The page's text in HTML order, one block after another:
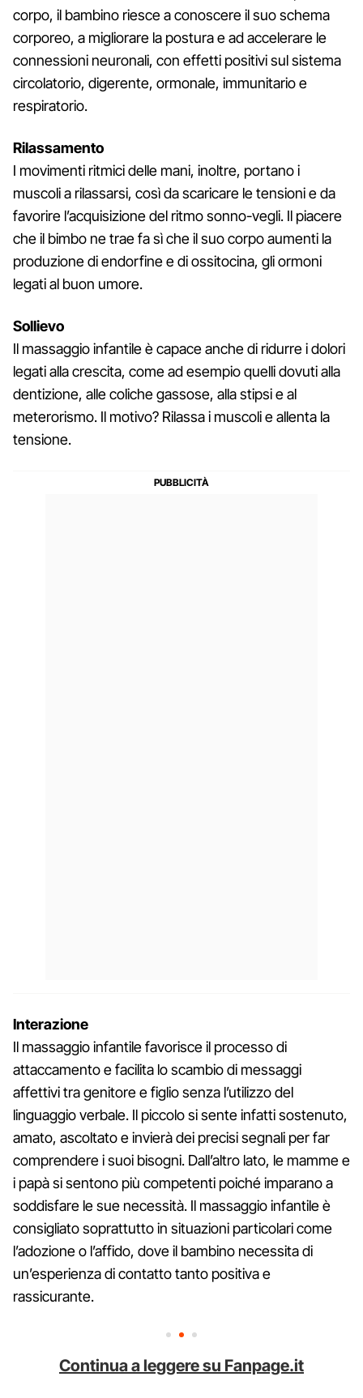
corpo, il bambino riesce a conoscere il suo schema
corporeo, a migliorare la postura e ad accelerare le
connessioni neuronali, con effetti positivi sul sistema
circolatorio, digerente, ormonale, immunitario e
respiratorio.
Rilassamento
I movimenti ritmici delle mani, inoltre, portano i
muscoli a rilassarsi, così da scaricare le tensioni e da
favorire l’acquisizione del ritmo sonno-vegli. Il piacere
che il bimbo ne trae fa sì che il suo corpo aumenti la
produzione di endorfine e di ossitocina, gli ormoni
legati al buon umore.
Sollievo
Il massaggio infantile è capace anche di ridurre i dolori
legati alla crescita, come ad esempio quelli dovuti alla
dentizione, alle coliche gassose, alla stipsi e al
meterorismo. Il motivo? Rilassa i muscoli e allenta la
tensione.
Interazione
Il massaggio infantile favorisce il processo di
attaccamento e facilita lo scambio di messaggi
affettivi tra genitore e figlio senza l’utilizzo del
linguaggio verbale. Il piccolo si sente infatti sostenuto,
amato, ascoltato e invierà dei precisi segnali per far
comprendere i suoi bisogni. Dall’altro lato, le mamme e
i papà si sentono più competenti poiché imparano a
soddisfare le sue necessità. Il massaggio infantile è
consigliato soprattutto in situazioni particolari come
l’adozione o l’affido, dove il bambino necessita di
un’esperienza di contatto tanto positiva e
rassicurante.
Continua a leggere su Fanpage.it